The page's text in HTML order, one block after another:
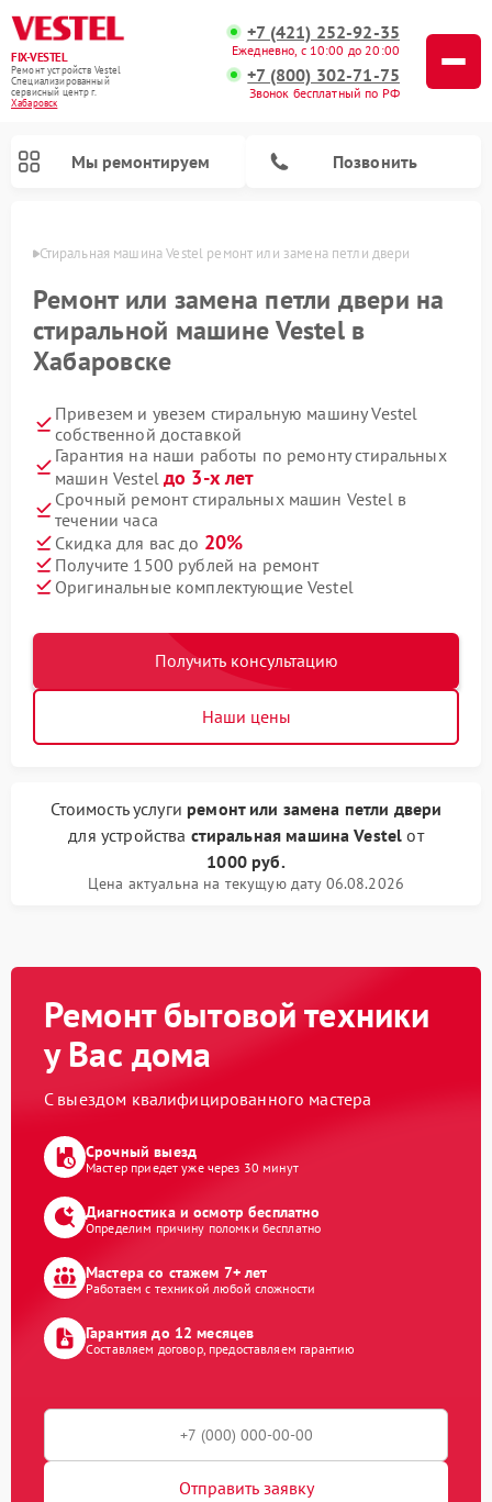
FIX-VESTEL
Ремонт устройств Vestel
Специализированный
cервисный центр г.
Хабаровск
+7 (421) 252-92-35
Ежедневно, с 10:00 до 20:00
+7 (800) 302-71-75
Звонок бесплатный по РФ
Мы ремонтируем Позвонить
Стиральная машина Vestel ремонт или замена петли двери
Ремонт или замена петли двери на
стиральной машине Vestel в
Хабаровске
Привезем и увезем стиральную машину Vestel
собственной доставкой
Гарантия на наши работы по ремонту стиральных
машин Vestel до 3-х лет
Срочный ремонт стиральных машин Vestel в
течении часа
Скидка для вас до 20%
Получите 1500 рублей на ремонт
Оригинальные комплектующие Vestel
Получить консультацию
Наши цены
Стоимость услуги ремонт или замена петли двери
для устройства стиральная машина Vestel от
1000 руб.
Цена актуальна на текущую дату 06.08.2026
Ремонт бытовой техники
у Вас дома
С выездом квалифицированного мастера
Срочный выезд
Мастер приедет уже через 30 минут
Диагностика и осмотр бесплатно
Определим причину поломки бесплатно
Мастера со стажем 7+ лет
Работаем с техникой любой сложности
Гарантия до 12 месяцев
Составляем договор, предоставляем гарантию
Отправить заявку